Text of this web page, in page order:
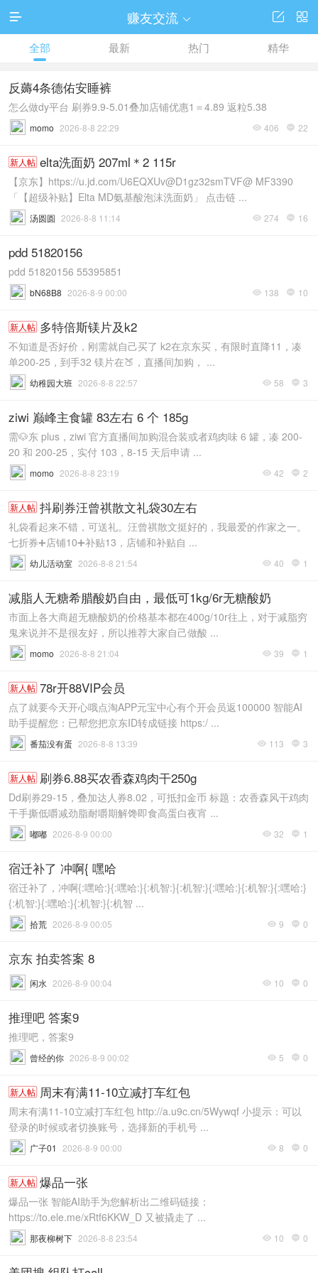
 赚友交流  

全部 最新 热门 精华
反薅4条德佑安睡裤
怎么做dy平台 刷券9.9-5.01叠加店铺优惠1＝4.89 返粒5.38
 406  22
momo 2026-8-8 22:29
新人帖 elta洗面奶 207ml＊2 115r
【京东】https://u.jd.com/U6EQXUv@D1gz32smTVF@ MF3390
「【超级补贴】Elta MD氨基酸泡沫洗面奶」 点击链 ...
 274  16
汤圆圆 2026-8-8 11:14
pdd 51820156
pdd 51820156 55395851
 138  10
bN68B8 2026-8-9 00:00
新人帖 多特倍斯镁片及k2
不知道是否好价，刚需就自己买了 k2在京东买，有限时直降11，凑
单200-25，到手32 镁片在🍑，直播间加购， ...
 58  3
幼稚园大班 2026-8-8 22:57
ziwi 巅峰主食罐 83左右 6 个 185g
需🐶东 plus，ziwi 官方直播间加购混合装或者鸡肉味 6 罐，凑 200-
20 和 200-25，实付 103，8-15 天后申请 ...
 42  2
momo 2026-8-8 23:19
新人帖 抖刷券汪曾祺散文礼袋30左右
礼袋看起来不错，可送礼。汪曾祺散文挺好的，我最爱的作家之一。
七折券➕店铺10➕补贴13，店铺和补贴自 ...
 40  1
幼儿活动室 2026-8-8 21:54
减脂人无糖希腊酸奶自由，最低可1kg/6r无糖酸奶
市面上各大商超无糖酸奶的价格基本都在400g/10r往上，对于减脂穷
鬼来说并不是很友好，所以推荐大家自己做酸 ...
 39  1
momo 2026-8-8 21:04
新人帖 78r开88VIP会员
点了就要今天开心哦点淘APP元宝中心有个开会员返100000 智能AI
助手提醒您：已帮您把京东ID转成链接 https:/ ...
 113  3
番茄没有蛋 2026-8-8 13:39
新人帖 刷券6.88买农香森鸡肉干250g
Dd刷券29-15，叠加达人券8.02，可抵扣金币 标题：农香森风干鸡肉
干手撕低嚼减劲脂耐嚼期解馋即食高蛋白夜宵 ...
 32  1
嘟嘟 2026-8-9 00:00
宿迁补了 冲啊{ 嘿哈
宿迁补了，冲啊{:嘿哈:}{:嘿哈:}{:机智:}{:机智:}{:嘿哈:}{:机智:}{:嘿哈:}
{:机智:}{:嘿哈:}{:机智:}{:机智 ...
 9  0
拾荒 2026-8-9 00:05
京东 拍卖答案 8
 10  0
闲水 2026-8-9 00:04
推理吧 答案9
推理吧，答案9
 5  0
曾经的你 2026-8-9 00:02
新人帖 周末有满11-10立减打车红包
周末有满11-10立减打车红包 http://a.u9c.cn/5Wywqf 小提示：可以
登录的时候或者切换账号，选择新的手机号 ...
 8  0
广子01 2026-8-9 00:00
新人帖 爆品一张
爆品一张 智能AI助手为您解析出二维码链接：
https://to.ele.me/xRtf6KKW_D 又被撬走了 ...
 10  0
那夜柳树下 2026-8-8 23:54